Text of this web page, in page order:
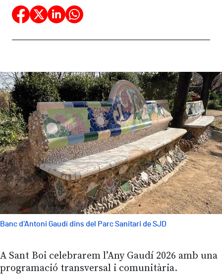
Banc d'Antoni Gaudí dins del Parc Sanitari de SJD
A Sant Boi celebrarem l’Any Gaudí 2026 amb una
programació transversal i comunitària.